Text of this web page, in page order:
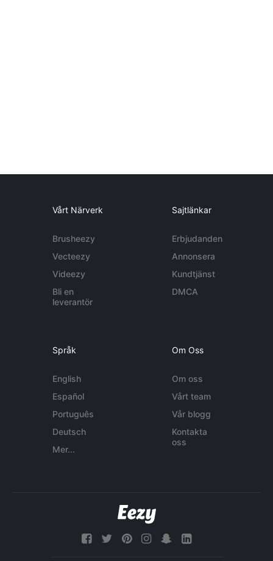
Vårt Närverk
Brusheezy
Vecteezy
Videezy
Bli en
leverantör
Sajtlänkar
Erbjudanden
Annonsera
Kundtjänst
DMCA
Språk
English
Español
Português
Deutsch
Mer...
Om Oss
Om oss
Vårt team
Vår blogg
Kontakta
oss